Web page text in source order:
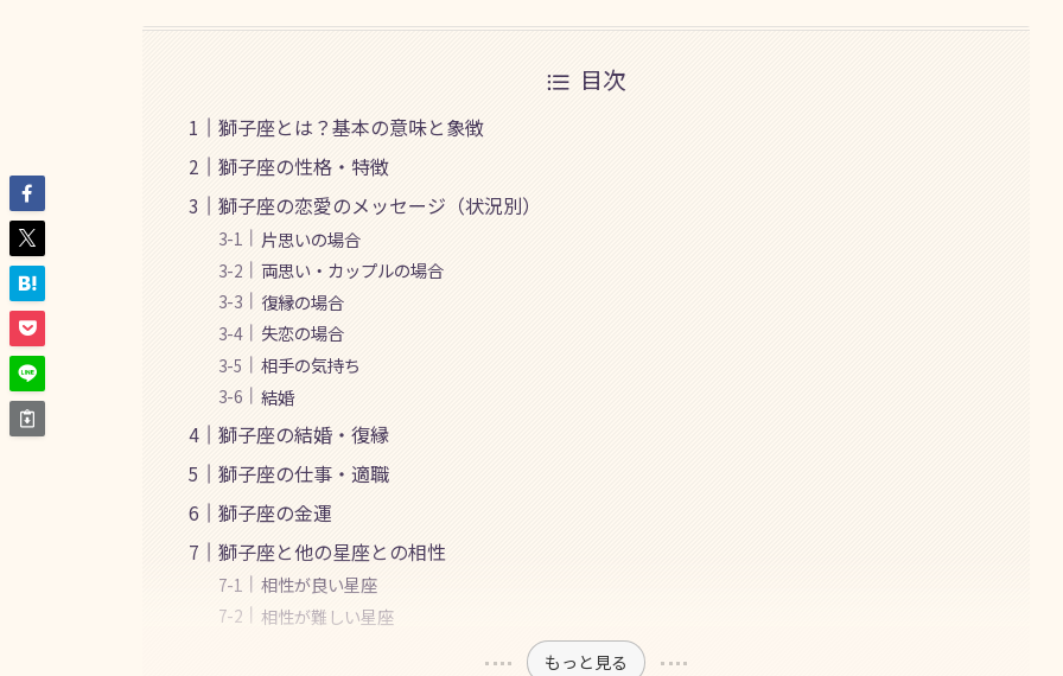
目次
獅子座とは？基本の意味と象徴
獅子座の性格・特徴
獅子座の恋愛のメッセージ（状況別）
片思いの場合
両思い・カップルの場合
復縁の場合
失恋の場合
相手の気持ち
結婚
獅子座の結婚・復縁
獅子座の仕事・適職
獅子座の金運
獅子座と他の星座との相性
相性が良い星座
相性が難しい星座
もっと見る